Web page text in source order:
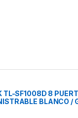
TL-SF1008D 8
BLANCO /